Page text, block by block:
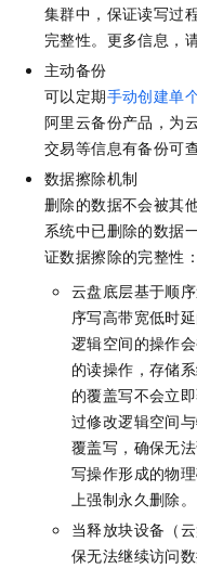
集群中，保证读写过
完整性。更多信息，
主动备份
可以定期手动创建单
阿里云备份产品，为
交易等信息有备份可查
数据擦除机制
删除的数据不会被其
系统中已删除的数据
证数据擦除的完整性：
云盘底层基于顺
序写高带宽低时
逻辑空间的操作
的读操作，存储
的覆盖写不会立
过修改逻辑空间
覆盖写，确保无
写操作形成的物
上强制永久删除。
当释放块设备（
保无法继续访问